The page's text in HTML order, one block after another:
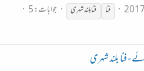
فنا فنابلند شہری
جوابات: 5
- فنا بلند شہری